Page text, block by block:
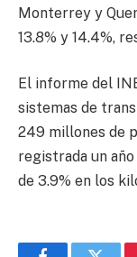
Monterrey y
13.8% y 14.4%,
El informe del
sistemas de
249 millones de
registrada un
de 3.9% en los